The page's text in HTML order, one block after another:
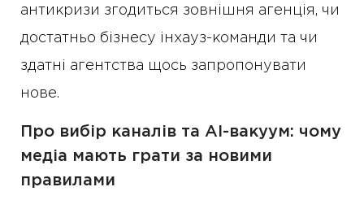
антикризи згодиться зовнішня агенція, чи
достатньо бізнесу інхауз-команди та чи
здатні агентства щось запропонувати
нове.
Про вибір каналів та AI-вакуум: чому
медіа мають грати за новими
правилами